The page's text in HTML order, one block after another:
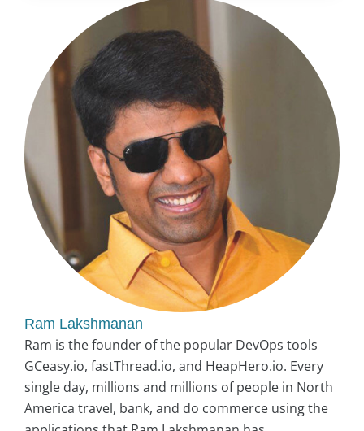
Ram Lakshmanan
Ram is the founder of the popular DevOps tools
GCeasy.io, fastThread.io, and HeapHero.io. Every
single day, millions and millions of people in North
America travel, bank, and do commerce using the